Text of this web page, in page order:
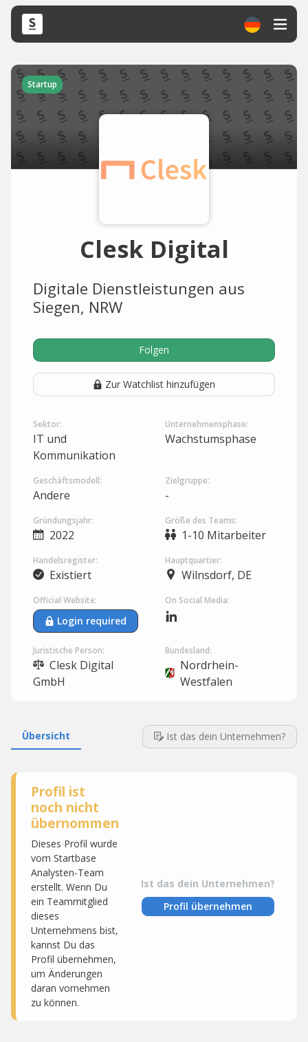
Startup
Clesk Digital
Digitale Dienstleistungen aus
Siegen, NRW
Folgen
Zur Watchlist hinzufügen
Sektor:
IT und
Kommunikation
Unternehmensphase:
Wachstumsphase
Geschäftsmodell:
Andere
Zielgruppe:
-
Gründungsjahr:
2022
Größe des Teams:
1-10 Mitarbeiter
Handelsregister:
Existiert
Hauptquartier:
Wilnsdorf, DE
Official Website:
Login required
On Social Media:
Juristische Person:
Clesk Digital
GmbH
Bundesland:
Nordrhein-
Westfalen
Übersicht Ist das dein Unternehmen?
Profil ist
noch nicht
übernommen
Dieses Profil wurde
vom Startbase
Analysten-Team
erstellt. Wenn Du
ein Teammitglied
dieses
Unternehmens bist,
kannst Du das
Profil übernehmen,
um Änderungen
daran vornehmen
zu können.
Ist das dein Unternehmen?
Profil übernehmen